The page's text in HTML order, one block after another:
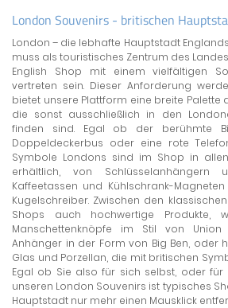
London Souvenirs - britischen
London – die lebhafte Hauptstadt
muss als touristisches Zentrum des
English Shop mit einem vielfältigen
vertreten sein. Dieser Anforderung
bietet unsere Plattform eine breite Palette
die sonst ausschließlich in den
finden sind. Egal ob der berühmte
Doppeldeckerbus oder eine rote
Symbole Londons sind im Shop in
erhältlich, von Schlüsselanhängern
Kaffeetassen und Kühlschrank-
Kugelschreiber. Zwischen den
Shops auch hochwertige Produkte,
Manschettenknöpfe im Stil von
Anhänger in der Form von Big Ben, oder
Glas und Porzellan, die mit britischen
Egal ob Sie also für sich selbst, oder für
unseren London Souvenirs ist typisches
Hauptstadt nur mehr einen Mausklick